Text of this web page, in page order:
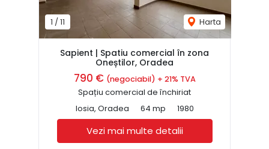
1 /11 Harta
Sapient | Spatiu comercial în zona
Oneștilor, Oradea
790 € (negociabil) + 21% TVA
Spațiu comercial de închiriat
Iosia, Oradea
64 mp 1980
Vezi mai multe detalii